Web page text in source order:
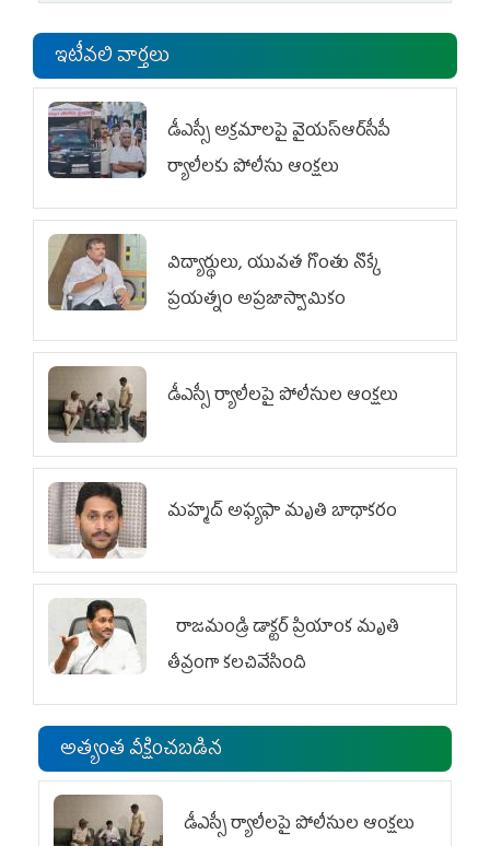
ఇటీవలి వార్తలు
డీఎస్సీ అక్రమాలపై వైయ‌స్ఆర్‌సీపీ
ర్యాలీలకు పోలీసు ఆంక్షలు
విద్యార్థులు, యువత గొంతు నొక్కే
ప్రయత్నం అప్రజాస్వామికం
డీఎస్సీ ర్యాలీలపై పోలీసుల ఆంక్షలు
మహ్మద్‌ అఫ్యఫా మృతి బాధాకరం
రాజమండ్రి డాక్టర్‌ ప్రియాంక మృతి
తీవ్రంగా కలచివేసింది
అత్యంత వీక్షించబడిన
డీఎస్సీ ర్యాలీలపై పోలీసుల ఆంక్షలు